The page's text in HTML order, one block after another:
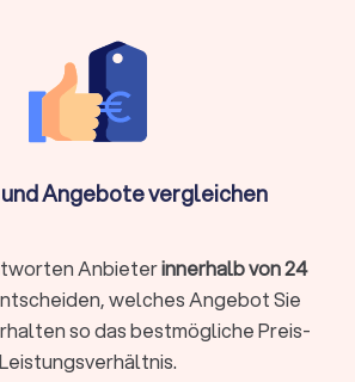
bei komplexen Beratungen
Termine möglich
Vertrauensbeziehung
zeitlich flexibel
durch effizientere Prozesse
Angebote vergleichen
Anbieterinnerhalb von 24
welches Angebot Sie
so das bestmögliche Preis-
Leistungsverhältnis.